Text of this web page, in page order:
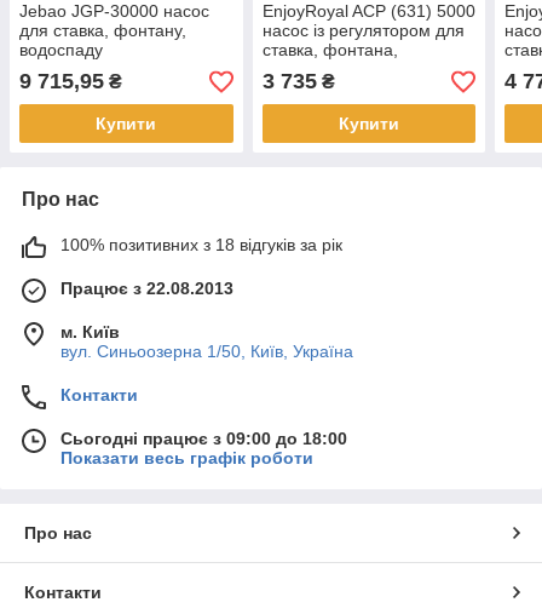
Jebao JGP-30000 насос
для ставка, фонтану,
водоспаду
9 715,95 ₴
Купити
EnjoyRoyal ACP (631) 5000
насос із регулятором для
ставка, фонтана,
водоспаду
3 735₴
Купити
4
Про нас
100% позитивних з 18 відгуків за рік
Працює з 22.08.2013
м. Київ
вул. Синьоозерна 1/50, Київ, Україна
Контакти
Сьогодні працює з 09:00 до 18:00
Показати весь графік роботи
Про нас
Контакти